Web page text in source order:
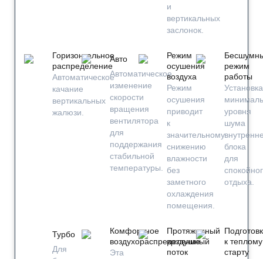
и
вертикальных
заслонок.
Горизонтальное
распределение
Автоматическое
качание
вертикальных
жалюзи.
Авто
Автоматическое
изменение
скорости
вращения
вентилятора
для
поддержания
стабильной
температуры.
Режим
осушения
воздуха
Режим
осушения
приводит
к
значительному
снижению
влажности
без
заметного
охлаждения
помещения.
режим
работы
Установка
уровня
шума
блока
для
отдыха.
Турбо
Для
Комфортное
воздухораспределение
Эта
Протяженный
воздушный
поток
к теплому
старту